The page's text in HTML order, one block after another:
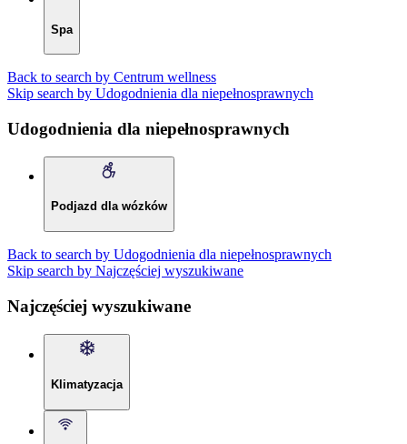
Spa
Back to search by Centrum wellness
Skip search by Udogodnienia dla niepełnosprawnych
Udogodnienia dla niepełnosprawnych
Podjazd dla wózków
Back to search by Udogodnienia dla niepełnosprawnych
Skip search by Najczęściej wyszukiwane
Najczęściej wyszukiwane
Klimatyzacja